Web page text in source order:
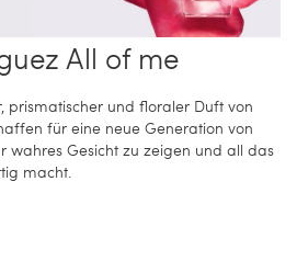
All of me
prismatischer und floraler Duft von
für eine neue Generation von
wahres Gesicht zu zeigen und all das
macht.